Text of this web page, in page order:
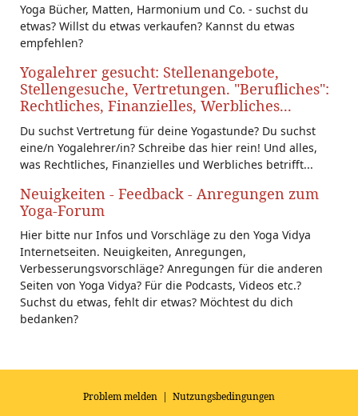
Yoga Bücher, Matten, Harmonium und Co. - suchst du
etwas? Willst du etwas verkaufen? Kannst du etwas
empfehlen?
Yogalehrer gesucht: Stellenangebote,
Stellengesuche, Vertretungen. "Berufliches":
Rechtliches, Finanzielles, Werbliches...
Du suchst Vertretung für deine Yogastunde? Du suchst
eine/n Yogalehrer/in? Schreibe das hier rein! Und alles,
was Rechtliches, Finanzielles und Werbliches betrifft...
Neuigkeiten - Feedback - Anregungen zum
Yoga-Forum
Hier bitte nur Infos und Vorschläge zu den Yoga Vidya
Internetseiten. Neuigkeiten, Anregungen,
Verbesserungsvorschläge? Anregungen für die anderen
Seiten von Yoga Vidya? Für die Podcasts, Videos etc.?
Suchst du etwas, fehlt dir etwas? Möchtest du dich
bedanken?
Problem melden | Nutzungsbedingungen